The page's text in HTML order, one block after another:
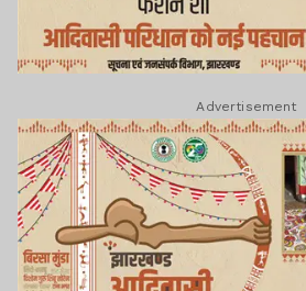
Advertisement